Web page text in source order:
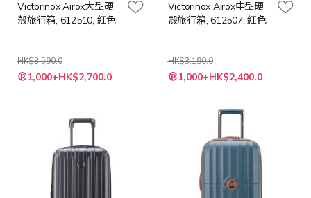
Victorinox Airox大型硬
殼旅行箱, 612510, 紅色
HK$3,590.0
特
殊 1,000+HK$2,700.0
Victorinox Airox中型硬
殼旅行箱, 612507, 紅色
HK$3,190.0
特
殊 1,000+HK$2,400.0